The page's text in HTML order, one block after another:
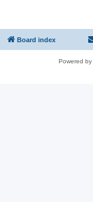
Board index
Powered by